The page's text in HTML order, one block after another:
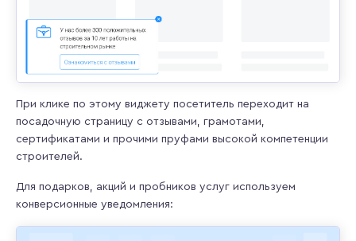
При клике по этому виджету посетитель переходит на
посадочную страницу с отзывами, грамотами,
сертификатами и прочими пруфами высокой компетенции
строителей.
Для подарков, акций и пробников услуг используем
конверсионные уведомления: